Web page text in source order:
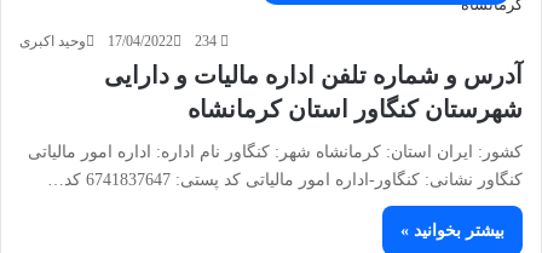
وحید اکبری 17/04/2022
آدرس و شماره تلفن اداره مالیات و دارایی
شهرستان کنگاور استان کرمانشاه
کشور: ایران استان: کرمانشاه شهر: کنگاور نام اداره: اداره امور مالیاتی
کنگاور نشانی: كنگاور-اداره امور مالیاتی کد پستی: 6741837647 کد…
بیشتر بخوانید »